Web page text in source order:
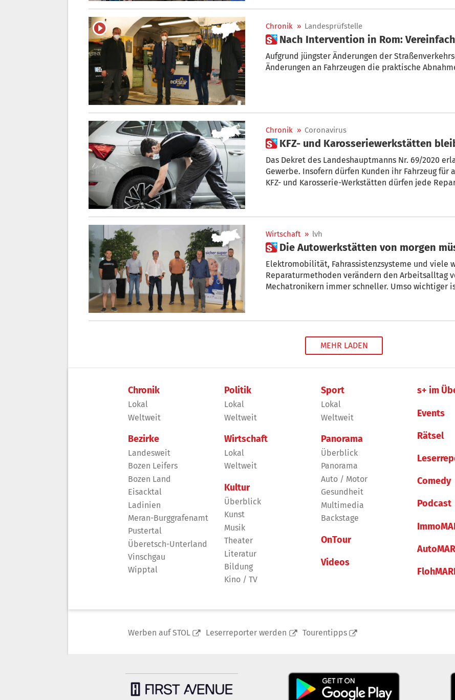
Chronik » Landesprüfstelle
 Nach Intervention in Rom:
Aufgrund jüngster Änderungen der
Änderungen an Fahrzeugen die praktische
Chronik » Coronavirus
 KFZ- und Karosseriewerkstätten
Das Dekret des Landeshauptmanns Nr. 69/2020
Gewerbe. Insofern dürfen Kunden ihr Fahrzeug
KFZ- und Karosserie-Werkstätten dürfen jede
Wirtschaft » lvh
 Die Autowerkstätten von morgen
Elektromobilität, Fahrassistenzsysteme und viele
Reparaturmethoden verändern den Arbeitsalltag
Mechatronikern immer schneller. Umso wichtiger
MEHR LADEN
Chronik
Lokal
Weltweit
Bezirke
Landesweit
Bozen Leifers
Bozen Land
Eisacktal
Ladinien
Meran-Burggrafenamt
Pustertal
Überetsch-Unterland
Vinschgau
Wipptal
Politik
Lokal
Weltweit
Wirtschaft
Lokal
Weltweit
Kultur
Überblick
Kunst
Musik
Theater
Literatur
Bildung
Kino / TV
Sport
Lokal
Weltweit
Panorama
Überblick
Panorama
Auto / Motor
Gesundheit
Multimedia
Backstage
OnTour
Videos
s+ im
Events
Rätsel
Comedy
Podcast
Werben auf STOL Leserreporter werden Tourentipps